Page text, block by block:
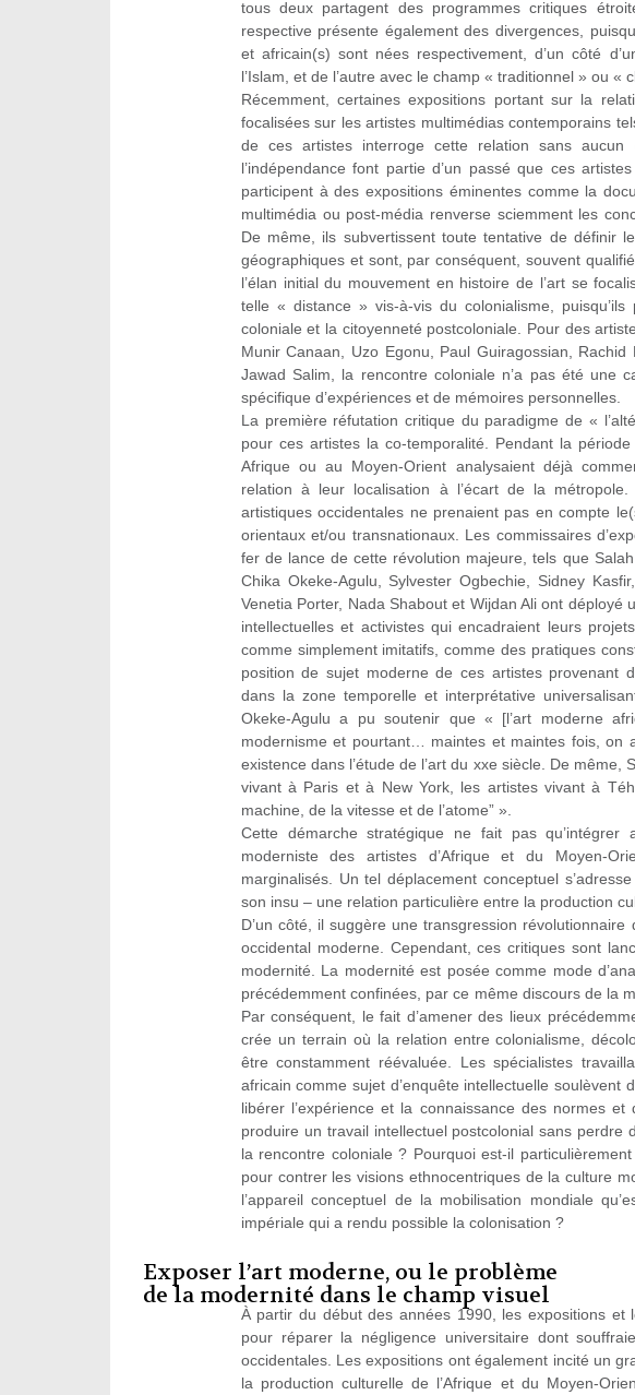
tous deux partagent des programmes critiques
respective présente également des divergences,
et africain(s) sont nées respectivement, d’un côté
l’Islam, et de l’autre avec le champ « traditionnel » ou «
Récemment, certaines expositions portant sur la
focalisées sur les artistes multimédias contemporains
de ces artistes interroge cette relation sans
l’indépendance font partie d’un passé que ces
participent à des expositions éminentes comme la
multimédia ou post-média renverse sciemment les
De même, ils subvertissent toute tentative de définir
géographiques et sont, par conséquent, souvent
l’élan initial du mouvement en histoire de l’art se
telle « distance » vis-à-vis du colonialisme,
coloniale et la citoyenneté postcoloniale. Pour des
Munir Canaan, Uzo Egonu, Paul Guiragossian,
Jawad Salim, la rencontre coloniale n’a pas été une
spécifique d’expériences et de mémoires personnelles.
La première réfutation critique du paradigme de «
pour ces artistes la co-temporalité. Pendant la
Afrique ou au Moyen-Orient analysaient déjà
relation à leur localisation à l’écart de la
artistiques occidentales ne prenaient pas en compte
orientaux et/ou transnationaux. Les commissaires
fer de lance de cette révolution majeure, tels que
Chika Okeke-Agulu, Sylvester Ogbechie, Sidney
Venetia Porter, Nada Shabout et Wijdan Ali ont
intellectuelles et activistes qui encadraient leurs
comme simplement imitatifs, comme des pratiques
position de sujet moderne de ces artistes provenant
dans la zone temporelle et interprétative
Okeke‑Agulu a pu soutenir que « [l’art moderne
modernisme et pourtant… maintes et maintes fois, on
existence dans l’étude de l’art du xxe siècle. De
vivant à Paris et à New York, les artistes vivant à
machine, de la vitesse et de l’atome” ».
Cette démarche stratégique ne fait pas
moderniste des artistes d’Afrique et du Moyen-
marginalisés. Un tel déplacement conceptuel
son insu – une relation particulière entre la production
D’un côté, il suggère une transgression
occidental moderne. Cependant, ces critiques sont
modernité. La modernité est posée comme mode
précédemment confinées, par ce même discours de la
Par conséquent, le fait d’amener des lieux
crée un terrain où la relation entre colonialisme,
être constamment réévaluée. Les spécialistes
africain comme sujet d’enquête intellectuelle soulèvent
libérer l’expérience et la connaissance des normes
produire un travail intellectuel postcolonial sans
la rencontre coloniale ? Pourquoi est-il
pour contrer les visions ethnocentriques de la culture
l’appareil conceptuel de la mobilisation mondiale
impériale qui a rendu possible la colonisation ?
Exposer l’art moderne, ou le problème
de la modernité dans le champ visuel
À partir du début des années 1990, les expositions et
pour réparer la négligence universitaire dont
occidentales. Les expositions ont également incité un
la production culturelle de l’Afrique et du Moyen-